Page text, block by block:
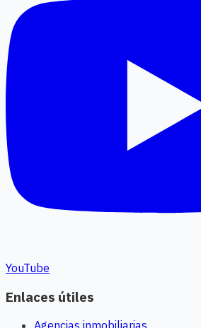
YouTube
Enlaces útiles